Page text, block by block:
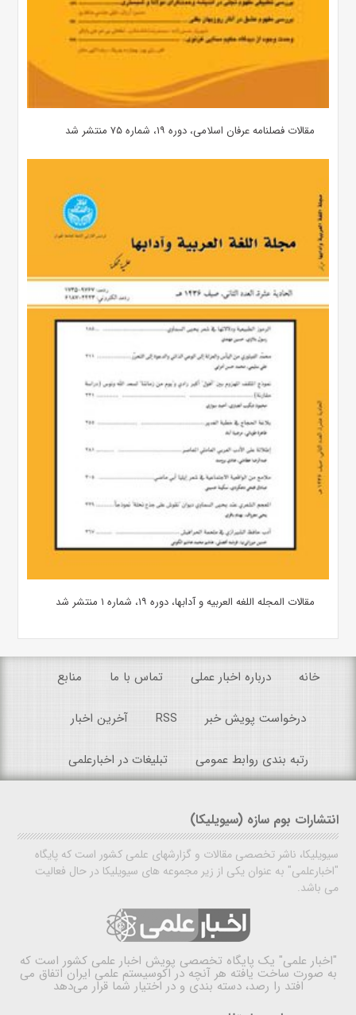
مقالات فصلنامه عرفان اسلامی، دوره ۱۹، شماره ۷۵ منتشر شد
مقالات المجله اللغه العربیه و آدابها، دوره ۱۹، شماره ۱ منتشر شد
خانه درباره اخبار عملی تماس با ما منابع
درخواست پویش خبر RSS آخرین اخبار
رتبه بندی روابط عمومی تبلیغات در اخبارعلمی
انتشارات بوم سازه (سیویلیکا)
سیویلیکا، ناشر تخصصی مقالات و گزارشهای علمی کشور است که پایگاه
"اخبارعلمی" به عنوان یکی از زیر مجموعه های سیویلیکا در حال فعالیت
می باشد.
"اخبار علمی" یک پایگاه تخصصی پویش اخبار علمی کشور است که
به صورت ساخت یافته هر آنچه در اکوسیستم علمی ایران اتفاق می
افتد را رصد، دسته بندی و در اختیار شما قرار می‌دهد